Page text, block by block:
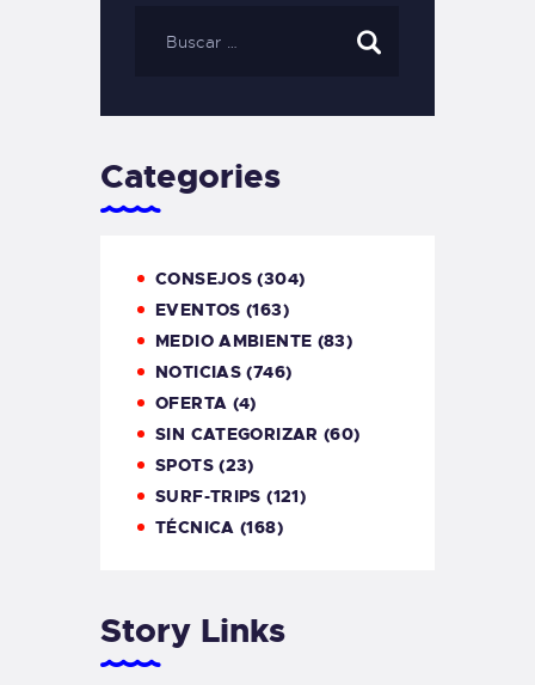
Categories
CONSEJOS (304)
EVENTOS (163)
MEDIO AMBIENTE (83)
NOTICIAS (746)
OFERTA (4)
SIN CATEGORIZAR (60)
SPOTS(23)
SURF-TRIPS (121)
TÉCNICA (168)
Story Links